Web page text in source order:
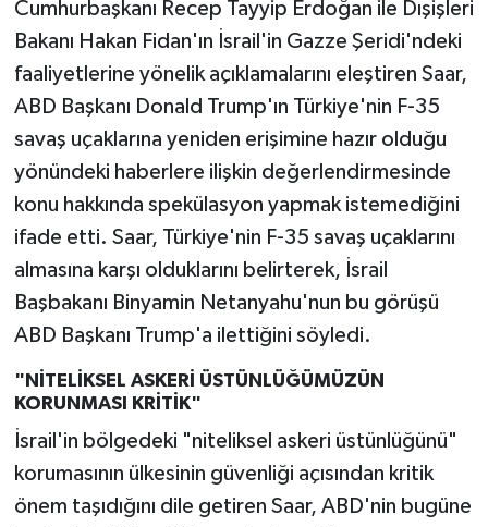
Cumhurbaşkanı Recep Tayyip Erdoğan ile Dışişleri
Bakanı Hakan Fidan'ın İsrail'in Gazze Şeridi'ndeki
faaliyetlerine yönelik açıklamalarını eleştiren Saar,
ABD Başkanı Donald Trump'ın Türkiye'nin F-35
savaş uçaklarına yeniden erişimine hazır olduğu
yönündeki haberlere ilişkin değerlendirmesinde
konu hakkında spekülasyon yapmak istemediğini
ifade etti. Saar, Türkiye'nin F-35 savaş uçaklarını
almasına karşı olduklarını belirterek, İsrail
Başbakanı Binyamin Netanyahu'nun bu görüşü
ABD Başkanı Trump'a ilettiğini söyledi.
"NİTELİKSEL ASKERİ ÜSTÜNLÜĞÜMÜZÜN
KORUNMASI KRİTİK"
İsrail'in bölgedeki "niteliksel askeri üstünlüğünü"
korumasının ülkesinin güvenliği açısından kritik
önem taşıdığını dile getiren Saar, ABD'nin bugüne